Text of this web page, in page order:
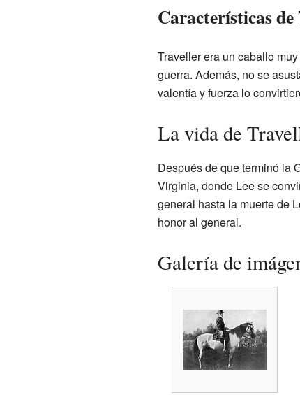
Características
Traveller era un caballo
guerra. Además, no se
valentía y fuerza lo
La vida de
Después de que terminó la
Virginia, donde Lee se
general hasta la muerte de
honor al general.
Galería de